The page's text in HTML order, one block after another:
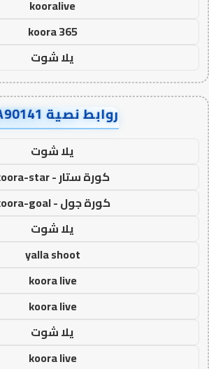
kooralive
koora 365
يلا شوت
روابط نصية AA90141
يلا شوت
كورة ستار - koora-star
كورة جول - koora-goal
يلا شوت
yalla shoot
koora live
koora live
يلا شوت
koora live